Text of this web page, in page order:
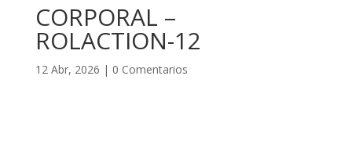
CORPORAL –
ROLACTION-12
12 Abr, 2026 | 0 Comentarios